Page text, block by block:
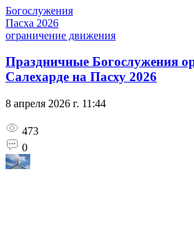
Богослужения
Пасха 2026
ограничение движения
Праздничные Богослужения
Салехарде на Пасху 2026
8 апреля 2026 г. 11:44
473
0